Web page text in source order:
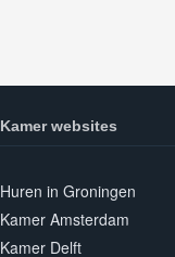
Kamer websites
Huren in Groningen
Kamer Amsterdam
Kamer Delft